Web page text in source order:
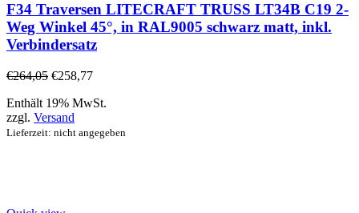
F34 Traversen LITECRAFT TRUSS LT34B C19 2-
Weg Winkel 45°, in RAL9005 schwarz matt, inkl.
Verbindersatz
€264,05 €258,77
Enthält 19% MwSt.
zzgl. Versand
Lieferzeit: nicht angegeben